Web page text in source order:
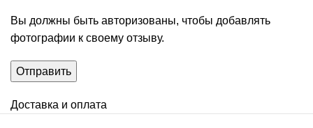
Вы должны быть авторизованы, чтобы добавлять
фотографии к своему отзыву.
Доставка и оплата